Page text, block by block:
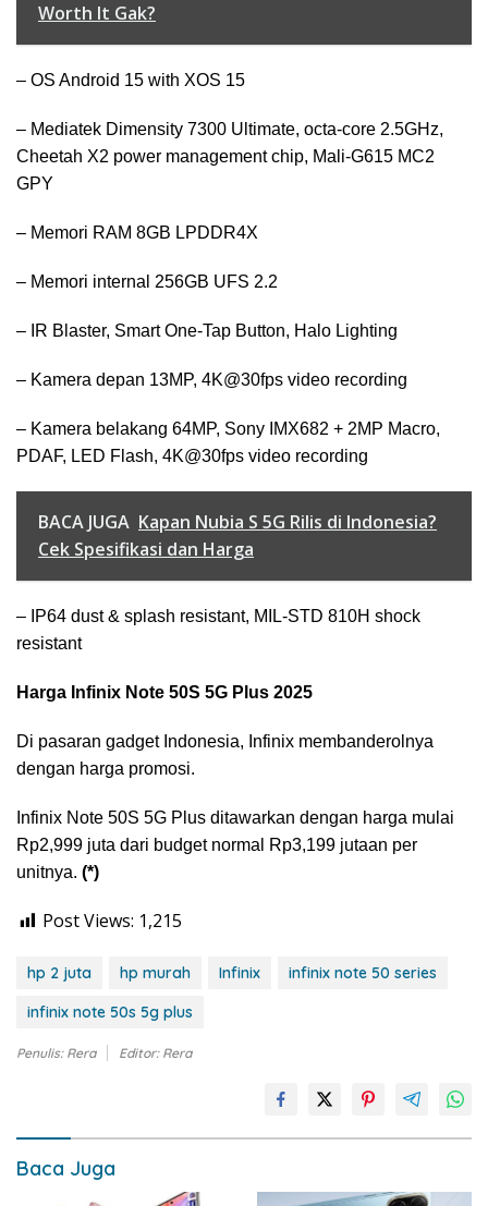
Worth It Gak?
– OS Android 15 with XOS 15
– Mediatek Dimensity 7300 Ultimate, octa-core 2.5GHz,
Cheetah X2 power management chip, Mali-G615 MC2
GPY
– Memori RAM 8GB LPDDR4X
– Memori internal 256GB UFS 2.2
– IR Blaster, Smart One-Tap Button, Halo Lighting
– Kamera depan 13MP, 4K@30fps video recording
– Kamera belakang 64MP, Sony IMX682 + 2MP Macro,
PDAF, LED Flash, 4K@30fps video recording
BACA JUGA Kapan Nubia S 5G Rilis di Indonesia?
Cek Spesifikasi dan Harga
– IP64 dust & splash resistant, MIL-STD 810H shock
resistant
Harga Infinix Note 50S 5G Plus 2025
Di pasaran gadget Indonesia, Infinix membanderolnya
dengan harga promosi.
Infinix Note 50S 5G Plus ditawarkan dengan harga mulai
Rp2,999 juta dari budget normal Rp3,199 jutaan per
unitnya. (*)
Post Views: 1,215
hp 2 juta hp murah Infinix
infinix note 50 series
infinix note 50s 5g plus
Penulis: Rera Editor: Rera
Baca Juga